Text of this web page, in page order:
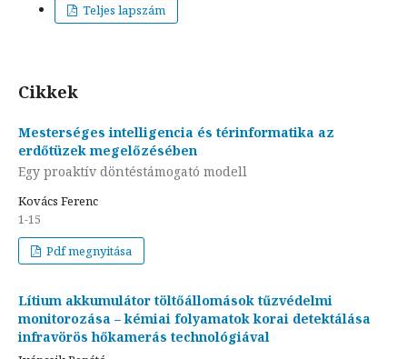
Teljes lapszám
Cikkek
Mesterséges intelligencia és térinformatika az
erdőtüzek megelőzésében
Egy proaktív döntéstámogató modell
Kovács Ferenc
1-15
Pdf megnyitása
Lítium akkumulátor töltőállomások tűzvédelmi
monitorozása – kémiai folyamatok korai detektálása
infravörös hőkamerás technológiával